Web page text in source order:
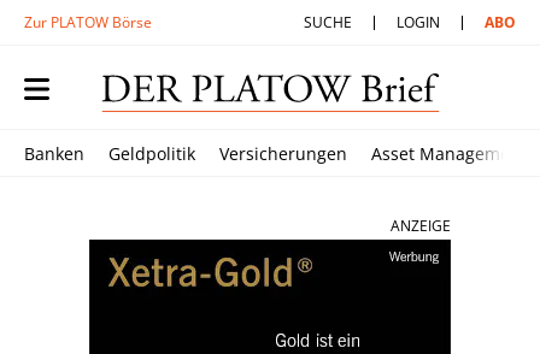
Zur PLATOW Börse SUCHE LOGIN ABO
Banken Geldpolitik Versicherungen Asset Management
ANZEIGE